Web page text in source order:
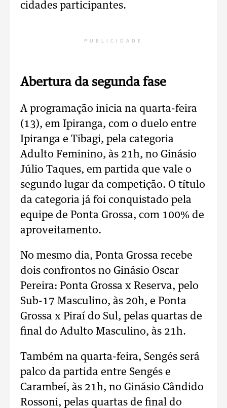
cidades participantes.
PUBLICIDADE
Abertura da segunda fase
A programação inicia na quarta-feira
(13), em Ipiranga, com o duelo entre
Ipiranga e Tibagi, pela categoria
Adulto Feminino, às 21h, no Ginásio
Júlio Taques, em partida que vale o
segundo lugar da competição. O título
da categoria já foi conquistado pela
equipe de Ponta Grossa, com 100% de
aproveitamento.
No mesmo dia, Ponta Grossa recebe
dois confrontos no Ginásio Oscar
Pereira: Ponta Grossa x Reserva, pelo
Sub-17 Masculino, às 20h, e Ponta
Grossa x Piraí do Sul, pelas quartas de
final do Adulto Masculino, às 21h.
Também na quarta-feira, Sengés será
palco da partida entre Sengés e
Carambeí, às 21h, no Ginásio Cândido
Rossoni, pelas quartas de final do